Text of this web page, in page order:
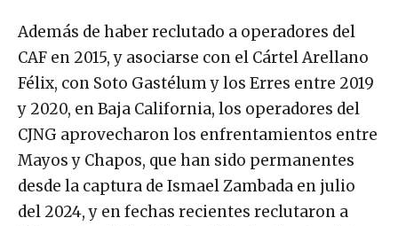
Además de haber reclutado a operadores del
CAF en 2015, y asociarse con el Cártel Arellano
Félix, con Soto Gastélum y los Erres entre 2019
y 2020, en Baja California, los operadores del
CJNG aprovecharon los enfrentamientos entre
Mayos y Chapos, que han sido permanentes
desde la captura de Ismael Zambada en julio
del 2024, y en fechas recientes reclutaron a